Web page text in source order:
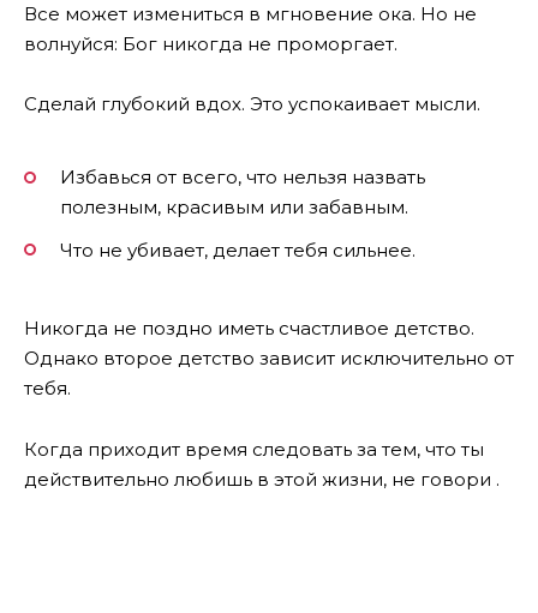
Все может измениться в мгновение ока. Но не
волнуйся: Бог никогда не проморгает.
Сделай глубокий вдох. Это успокаивает мысли.
Избавься от всего, что нельзя назвать
полезным, красивым или забавным.
Что не убивает, делает тебя сильнее.
Никогда не поздно иметь счастливое детство.
Однако второе детство зависит исключительно от
тебя.
Когда приходит время следовать за тем, что ты
действительно любишь в этой жизни, не говори .